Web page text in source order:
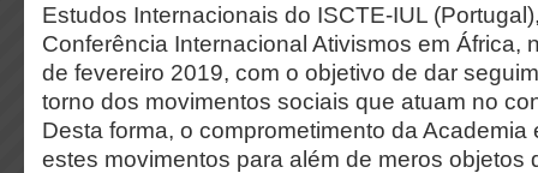
Estudos Internacionais do ISCTE-IUL
Conferência Internacional Ativismos em África,
de fevereiro 2019, com o objetivo de dar
torno dos movimentos sociais que atuam no
Desta forma, o comprometimento da Academia
estes movimentos para além de meros objetos